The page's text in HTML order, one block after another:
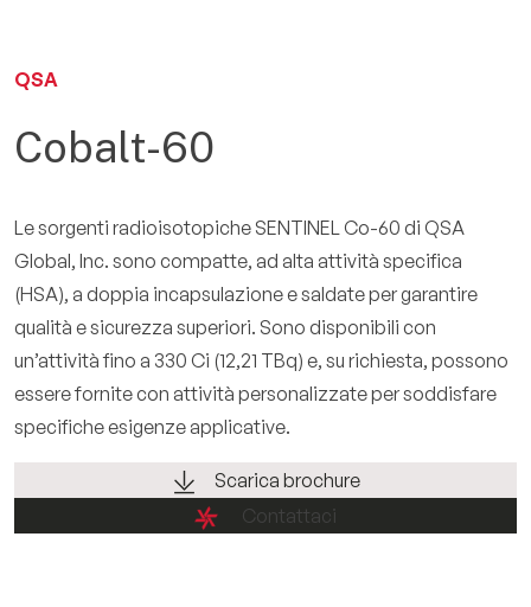
QSA
Cobalt-60
Le sorgenti radioisotopiche SENTINEL Co-60 di QSA
Global, Inc. sono compatte, ad alta attività specifica
(HSA), a doppia incapsulazione e saldate per garantire
qualità e sicurezza superiori. Sono disponibili con
un’attività fino a 330 Ci (12,21 TBq) e, su richiesta, possono
essere fornite con attività personalizzate per soddisfare
specifiche esigenze applicative.
Scarica brochure
Contattaci